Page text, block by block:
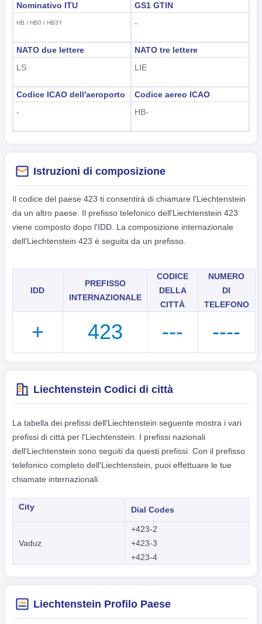
Nominativo ITU
HB / HB0 / HB3Y
GS1 GTIN
-
NATO due lettere
LS
NATO tre lettere
LIE
Codice ICAO dell'aeroporto
-
Codice aereo ICAO
HB-
Istruzioni di composizione
Il codice del paese 423 ti consentirà di chiamare l'Liechtenstein
da un altro paese. Il prefisso telefonico dell'Liechtenstein 423
viene composto dopo l'IDD. La composizione internazionale
dell'Liechtenstein 423 è seguita da un prefisso.
IDD
PREFISSO
INTERNAZIONALE
CODICE
DELLA
CITTÀ
NUMERO
DI
TELEFONO
+ 423 --- ----
Liechtenstein Codici di città
La tabella dei prefissi dell'Liechtenstein seguente mostra i vari
prefissi di città per l'Liechtenstein. I prefissi nazionali
dell'Liechtenstein sono seguiti da questi prefissi. Con il prefisso
telefonico completo dell'Liechtenstein, puoi effettuare le tue
chiamate internazionali.
City Dial Codes
Vaduz
+423-2
+423-3
+423-4
Liechtenstein Profilo Paese